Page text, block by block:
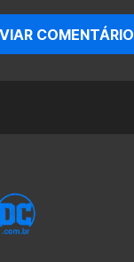
COMENTÁRIO